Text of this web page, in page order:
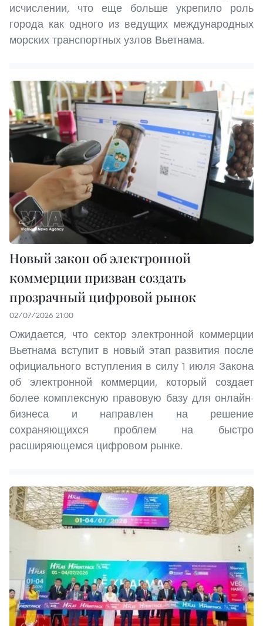
исчислении, что еще больше укрепило роль
города как одного из ведущих международных
морских транспортных узлов Вьетнама.
Новый закон об электронной
коммерции призван создать
прозрачный цифровой рынок
02/07/2026 21:00
Ожидается, что сектор электронной коммерции
Вьетнама вступит в новый этап развития после
официального вступления в силу 1 июля Закона
об электронной коммерции, который создает
более комплексную правовую базу для онлайн-
бизнеса и направлен на решение
сохраняющихся проблем на быстро
расширяющемся цифровом рынке.